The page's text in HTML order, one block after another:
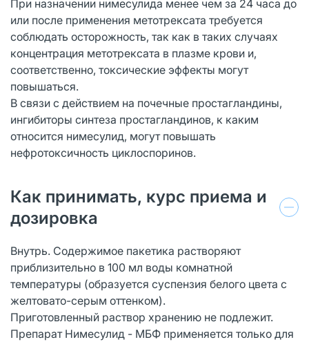
При назначении нимесулида менее чем за 24 часа до
или после применения метотрексата требуется
соблюдать осторожность, так как в таких случаях
концентрация метотрексата в плазме крови и,
соответственно, токсические эффекты могут
повышаться.
В связи с действием на почечные простагландины,
ингибиторы синтеза простагландинов, к каким
относится нимесулид, могут повышать
нефротоксичность циклоспоринов.
Как принимать, курс приема и
дозировка
Внутрь. Содержимое пакетика растворяют
приблизительно в 100 мл воды комнатной
температуры (образуется суспензия белого цвета с
желтовато-серым оттенком).
Приготовленный раствор хранению не подлежит.
Препарат Нимесулид - МБФ применяется только для